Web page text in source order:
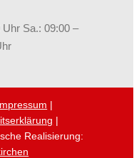
Sa.: 09:00 –
|
|
Realisierung: